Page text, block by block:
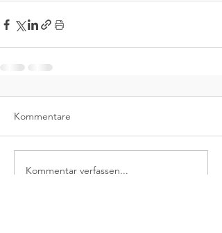
Kommentare
Kommentar verfassen...